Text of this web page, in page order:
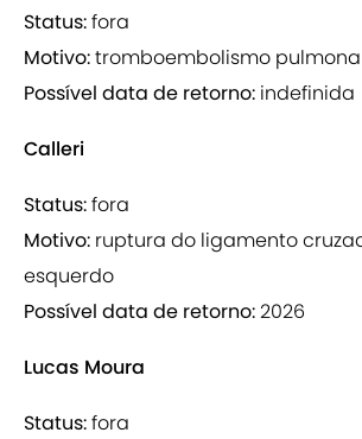
Status:fora
Motivo:tromboembolismo
Possível data de retorno: indefinida
Calleri
Status:fora
Motivo: ruptura do ligamento
esquerdo
Possível data de retorno:2026
Lucas Moura
Status:fora